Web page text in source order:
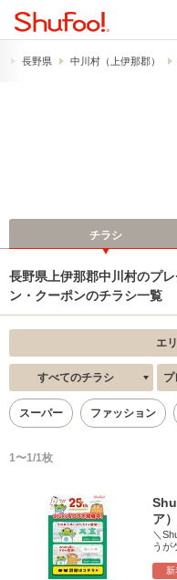
長野県 中川村（上伊那郡）
チラシ
長野県上伊那郡中川村のプ
ン・クーポンのチラシ一覧
エ
すべてのチラシ プ
スーパー ファッション
1〜1/1枚
新
ア）
＼
うが